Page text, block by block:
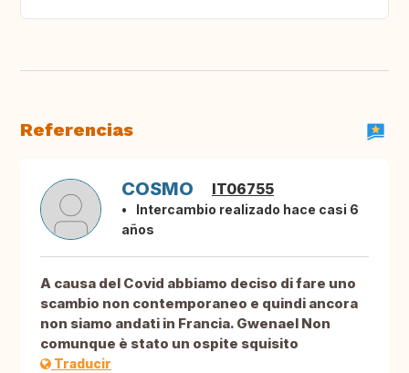
Referencias
COSMO IT06755
Intercambio realizado hace casi 6
años
A causa del Covid abbiamo deciso di fare uno
scambio non contemporaneo e quindi ancora
non siamo andati in Francia. Gwenael Non
comunque è stato un ospite squisito
Traducir